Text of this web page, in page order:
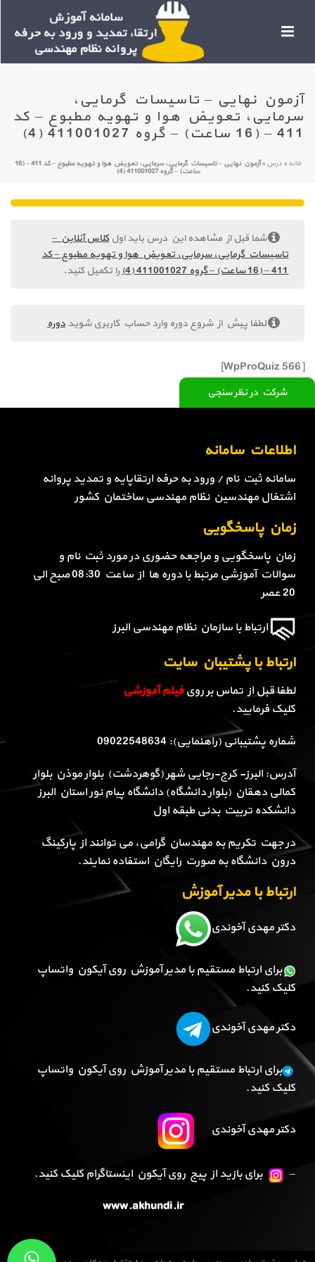
آزمون نهایی – تاسیسات گرمایی،
سرمایی، تعویض هوا و تهویه مطبوع – کد
411 – (16 ساعت) – گروه 411001027 (4)
خانه »درس » آزمون نهایی – تاسیسات گرمایی، سرمایی، تعویض هوا و تهویه مطبوع – کد 411 – (16
ساعت) – گروه 411001027 (4)
شرکت در نظر سنجی
شما قبل از مشاهده این درس باید اولکلاس آنلاین –
تاسیسات گرمایی، سرمایی، تعویض هوا و تهویه مطبوع – کد
411 – (16 ساعت) – گروه 411001027 (4)
را تکمیل کنید.
لطفا پیش از شروع دوره وارد حساب کاربری شویددوره
[WpProQuiz 566]
اطلاعات سامانه
سامانه ثبت نام / ورود به حرفه ارتقاپایه و تمدید پروانه
اشتغال مهندسین نظام مهندسی ساختمان کشور
زمان پاسخگویی
زمان پاسخگویی و مراجعه حضوری در مورد ثبت نام و
سوالات آموزشی مرتبط با دوره ها از ساعت 08:30 صبح الی
20 عصر
ارتباط با سازمان نظام مهندسی البرز
ارتباط با پشتیبان سایت
لطفا قبل از تماس بر رویفیلم آموزشی
کلیک فرمایید.
شماره پشتیبانی (راهنمایی): 09022548634
آدرس: البرز- کرج-رجایی شهر (گوهردشت) بلوار موذن بلوار
کمالی دهقان (بلوار دانشگاه) دانشگاه پیام نور استان البرز
دانشکده تربیت بدنی طبقه اول
در جهت تکریم به مهندسان گرامی، می توانند از پارکینگ
درون دانشگاه به صورت رایگان استفاده نمایند.
ارتباط با مدیر آموزش
دکتر مهدی آخوندی
برای ارتباط مستقیم با مدیر آموزش روی آیکون واتساپ
کلیک کنید.
دکتر مهدی آخوندی
برای ارتباط مستقیم با مدیر آموزش روی آیکون واتساپ
کلیک کنید.
دکتر مهدی آخوندی
–
برای بازید از پیج روی آیکون اینستاگرام کلیک کنید.
www.akhundi.ir